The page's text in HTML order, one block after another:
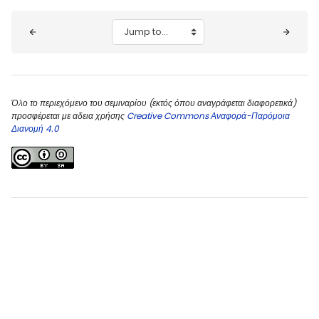
Jump to...
Όλο το περιεχόμενο του σεμιναρίου (εκτός όπου αναγράφεται διαφορετικά)
προσφέρεται με αδεια χρήσης Creative Commons Αναφορά-Παρόμοια
Διανομή 4.0